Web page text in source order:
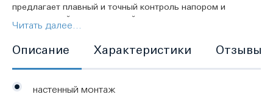
предлагает плавный и точный контроль напором и
температурой воды, который останется таковым на
долгие годы. Почувствуйте разницу - каждый раз, когда
металлический рычаг, GROHE Long-Life Керамический
картридж 46 мм, регулировка расхода воды,
аэратором, отвод для душа снизу 1/2" со встроенным.
Читать далее...
Описание
настенный монтаж
Характеристики Отзывы